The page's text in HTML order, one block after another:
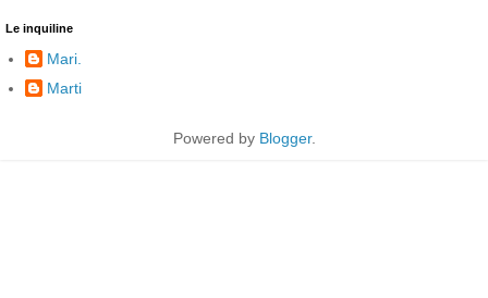
Le inquiline
Mari.
Marti
Powered by Blogger.